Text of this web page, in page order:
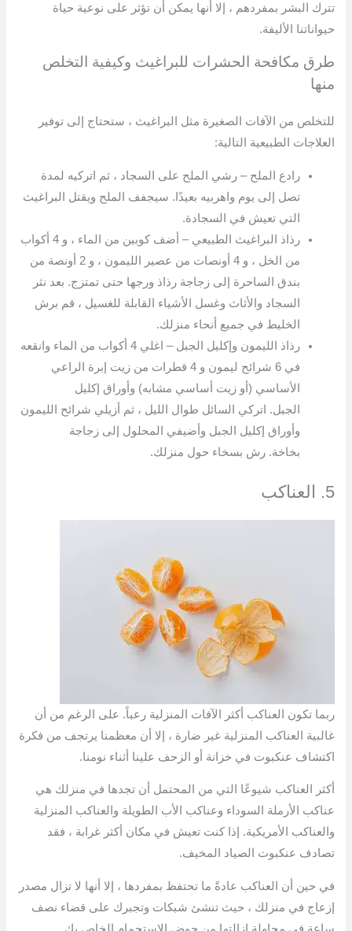
تترك البشر بمفردهم ، إلا أنها يمكن أن تؤثر على نوعية حياة
حيواناتنا الأليفة.
طرق مكافحة الحشرات للبراغيث وكيفية التخلص
منها
للتخلص من الآفات الصغيرة مثل البراغيث ، ستحتاج إلى توفير
العلاجات الطبيعية التالية:
رادع الملح – رشي الملح على السجاد ، ثم اتركيه لمدة
تصل إلى يوم واهربيه بعيدًا. سيجفف الملح ويقتل البراغيث
التي تعيش في السجادة.
رذاذ البراغيث الطبيعي – أضف كوبين من الماء ، و 4 أكواب
من الخل ، و 4 أونصات من عصير الليمون ، و 2 أونصة من
بندق الساحرة إلى زجاجة رذاذ ورجها حتى تمتزج. بعد نثر
السجاد والأثاث وغسل الأشياء القابلة للغسيل ، قم برش
الخليط في جميع أنحاء منزلك.
رذاذ الليمون وإكليل الجبل – اغلي 4 أكواب من الماء وانقعه
في 6 شرائح ليمون و 4 قطرات من زيت إبرة الراعي
الأساسي (أو زيت أساسي مشابه) وأوراق إكليل
الجبل. اتركي السائل طوال الليل ، ثم أزيلي شرائح الليمون
وأوراق إكليل الجبل وأضيفي المحلول إلى زجاجة
بخاخة. رش بسخاء حول منزلك.
5. العناكب
ربما تكون العناكب أكثر الآفات المنزلية رعباً. على الرغم من أن
غالبية العناكب المنزلية غير ضارة ، إلا أن معظمنا يرتجف من فكرة
اكتشاف عنكبوت في خزانة أو الزحف علينا أثناء نومنا.
أكثر العناكب شيوعًا التي من المحتمل أن تجدها في منزلك هي
عناكب الأرملة السوداء وعناكب الأب الطويلة والعناكب المنزلية
والعناكب الأمريكية. إذا كنت تعيش في مكان أكثر غرابة ، فقد
تصادف عنكبوت الصياد المخيف.
في حين أن العناكب عادةً ما تحتفظ بمفردها ، إلا أنها لا تزال مصدر
إزعاج في منزلك ، حيث تنشئ شبكات وتجبرك على قضاء نصف